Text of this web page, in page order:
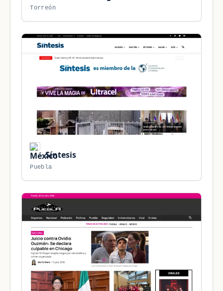
Torreón
Síntesis
Puebla